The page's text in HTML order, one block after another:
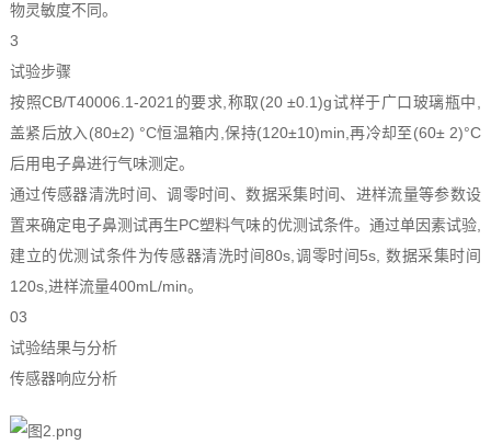
物灵敏度不同。
3
试验步骤
按照CB/T40006.1-2021的要求,称取(20 ±0.1)g试样于广口玻璃瓶中,
盖紧后放入(80±2) °C恒温箱内,保持(120±10)min,再冷却至(60± 2)°C
后用电子鼻进行气味测定。
通过传感器清洗时间、调零时间、数据采集时间、进样流量等参数设
置来确定电子鼻测试再生PC塑料气味的优测试条件。通过单因素试验,
建立的优测试条件为传感器清洗时间80s,调零时间5s, 数据采集时间
120s,进样流量400mL/min。
03
试验结果与分析
传感器响应分析